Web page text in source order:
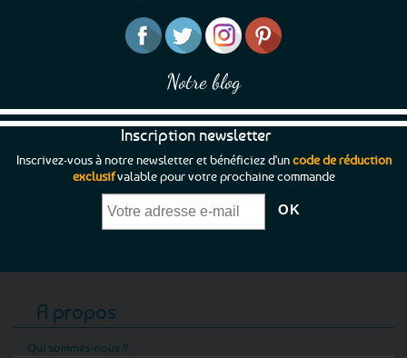
Notre blog
Inscription newsletter
Inscrivez-vous à notre newsletter et bénéficiez d'uncode de réduction
exclusifvalable pour votre prochaine commande
A propos
Qui sommes-nous ?